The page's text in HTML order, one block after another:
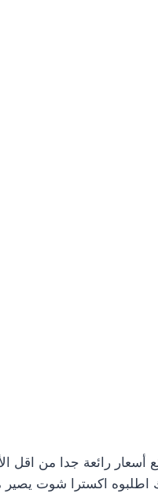
رائعة جدا من اقل
اكسترا شوت يصير